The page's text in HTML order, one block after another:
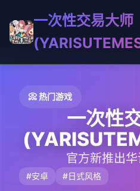
一次性交易大师
📀 热门游戏
一次性
官方新推出
#安卓 #日式风格